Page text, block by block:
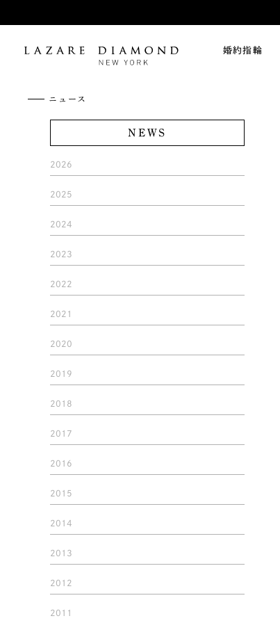
婚約指輪
ニュース
NEWS
2026
2025
2024
2023
2022
2021
2020
2019
2018
2017
2016
2015
2014
2013
2012
2011